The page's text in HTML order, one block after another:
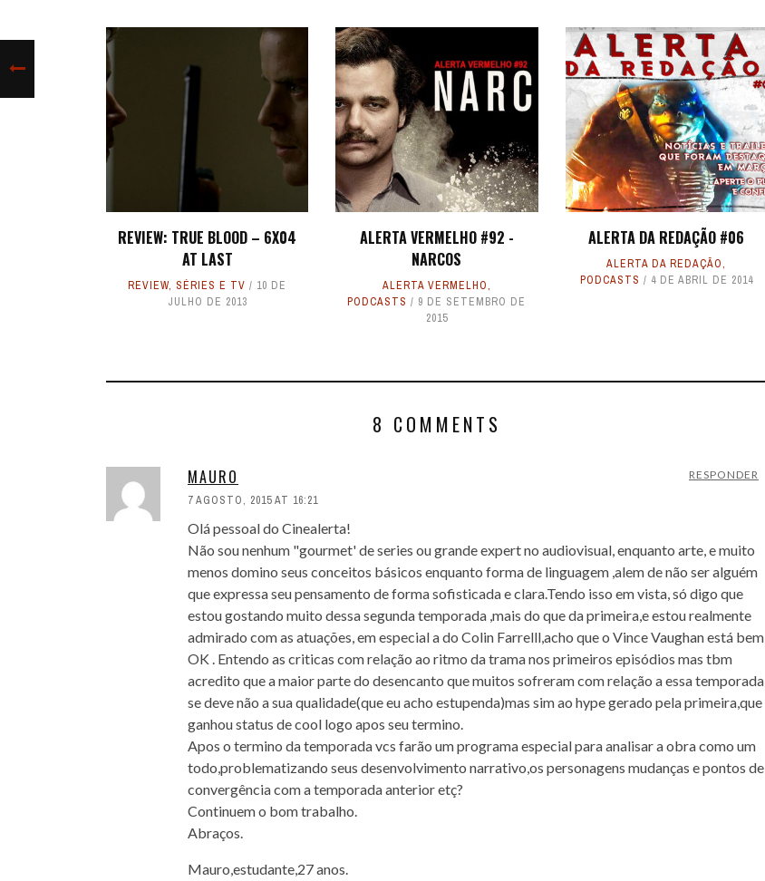
REVIEW: TRUE BLOOD – 6X04
AT LAST
REVIEW, SÉRIES E TV
10 DE
JULHO DE 2013
ALERTA VERMELHO #92 -
NARCOS
ALERTA VERMELHO,
PODCASTS
9 DE SETEMBRO DE
2015
ALERTA DA REDAÇÃO #06
ALERTA DA REDAÇÃO,
PODCASTS
4 DE ABRIL DE 2014
8 COMMENTS
MAURO
7 AGOSTO, 2015 AT 16:21
RESPONDER
Olá pessoal do Cinealerta!
Não sou nenhum "gourmet' de series ou grande expert no audiovisual, enquanto arte, e muito
menos domino seus conceitos básicos enquanto forma de linguagem ,alem de não ser alguém
que expressa seu pensamento de forma sofisticada e clara.Tendo isso em vista, só digo que
estou gostando muito dessa segunda temporada ,mais do que da primeira,e estou realmente
admirado com as atuações, em especial a do Colin Farrelll,acho que o Vince Vaughan está bem
OK . Entendo as criticas com relação ao ritmo da trama nos primeiros episódios mas tbm
acredito que a maior parte do desencanto que muitos sofreram com relação a essa temporada
se deve não a sua qualidade(que eu acho estupenda)mas sim ao hype gerado pela primeira,que
ganhou status de cool logo apos seu termino.
Apos o termino da temporada vcs farão um programa especial para analisar a obra como um
todo,problematizando seus desenvolvimento narrativo,os personagens mudanças e pontos de
convergência com a temporada anterior etç?
Continuem o bom trabalho.
Abraços.
Mauro,estudante,27 anos.